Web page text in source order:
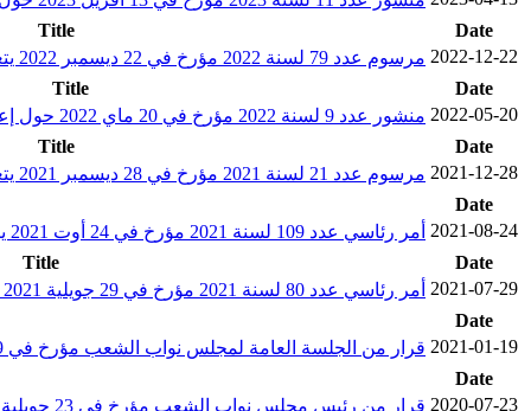
Date
Title
2022-12-22 مرسوم عدد 79 لسنة 2022 مؤرخ في 22 ديسمبر 2022 يتعلق بقانون المالية لسنة 2023 (مقتطفات)
Date
Title
2022-05-20 منشور عدد 9 لسنة 2022 مؤرخ في 20 ماي 2022 حول إعداد مشروع ميزانية الدولة لسنة 2023
Date
Title
2021-12-28 مرسوم عدد 21 لسنة 2021 مؤرخ في 28 ديسمبر 2021 يتعلق بقانون المالية لسنة 2022 (مقتطفات)
Date
2021-08-24 أمر رئاسي عدد 109 لسنة 2021 مؤرخ في 24 أوت 2021 يتعلق بالتمديد في التدابير الاستثنائية المتعلقة بتعليق اختصاصات مجلس نواب الشعب
Date
Title
2021-07-29 أمر رئاسي عدد 80 لسنة 2021 مؤرخ في 29 جويلية 2021 يتعلق بتعليق اختصاصات مجلس نواب الشعب
Date
2021-01-19 قرار من الجلسة العامة لمجلس نواب الشعب مؤرخ في 19 جانفي 2021 يتعلق بإقرار تدابير لضمان استمرارية عمل مجلس نواب الشعب إثر تفشي فيروس COVID 19
Date
2020-07-23 قرار من رئيس مجلس نواب الشعب مؤرخ في 23 جويلية 2020 يتعلق بضبط قواعد وإجراءات التصرف في ميزانية مجلس نواب الشعب